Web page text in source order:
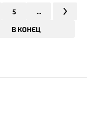
5 ...
В КОНЕЦ